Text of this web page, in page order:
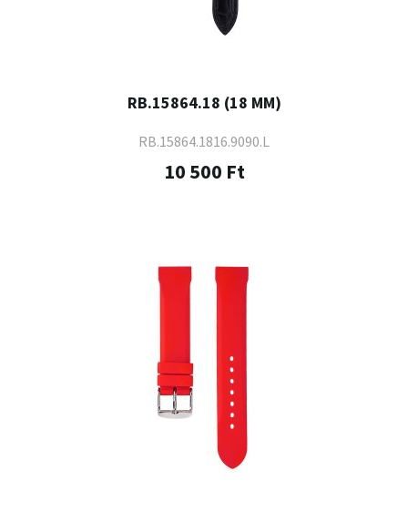
RB.15864.18 (18 MM)
RB.15864.1816.9090.L
10 500 Ft